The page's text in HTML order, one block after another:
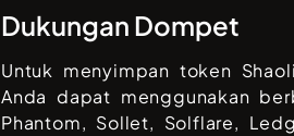
Dukungan Dompet
Untuk menyimpan token
Anda dapat menggunakan
Phantom, Sollet, Solflare,